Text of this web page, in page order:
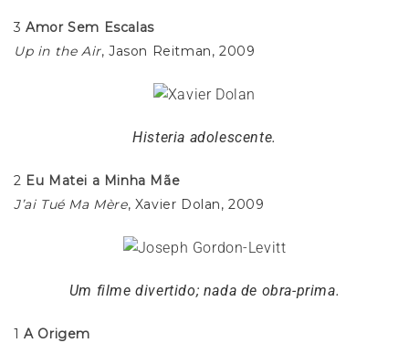
3Amor Sem Escalas
Up in the Air, Jason Reitman, 2009
Histeria adolescente.
2 Eu Matei a Minha Mãe
J’ai Tué Ma Mère, Xavier Dolan, 2009
Um filme divertido; nada de obra-prima.
1A Origem